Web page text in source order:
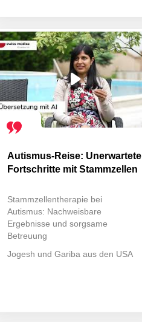
Autismus-Reise: Unerwartete
Fortschritte mit Stammzellen
Stammzellentherapie bei
Autismus: Nachweisbare
Ergebnisse und sorgsame
Betreuung
Jogesh und Gariba aus den USA